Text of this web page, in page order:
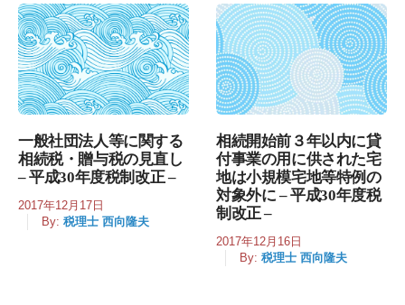
一般社団法人等に関する
相続税・贈与税の見直し
– 平成30年度税制改正 –
2017年12月17日
By: 税理士 西向隆夫
相続開始前３年以内に貸
付事業の用に供された宅
地は小規模宅地等特例の
対象外に – 平成30年度税
制改正 –
2017年12月16日
By: 税理士 西向隆夫